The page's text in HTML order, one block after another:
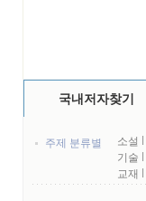
국내저자찾기
주제 분류별 소설 l
기술 l
교재 l